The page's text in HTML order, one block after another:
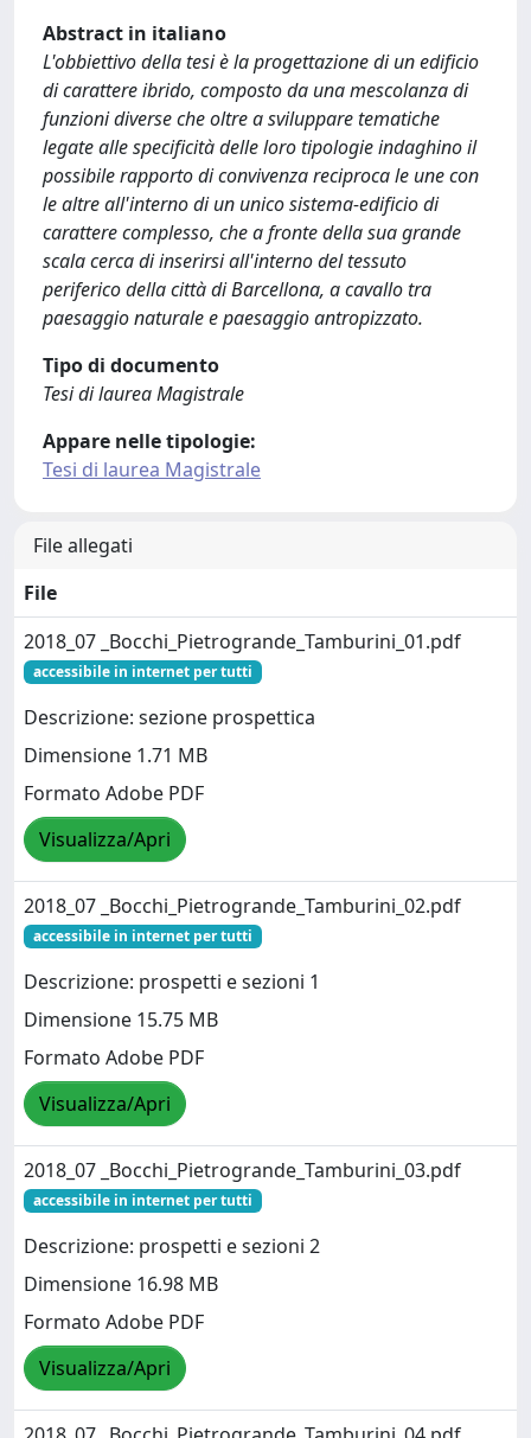
Abstract in italiano
L'obbiettivo della tesi è la progettazione di un edificio
di carattere ibrido, composto da una mescolanza di
funzioni diverse che oltre a sviluppare tematiche
legate alle specificità delle loro tipologie indaghino il
possibile rapporto di convivenza reciproca le une con
le altre all'interno di un unico sistema-edificio di
carattere complesso, che a fronte della sua grande
scala cerca di inserirsi all'interno del tessuto
periferico della città di Barcellona, a cavallo tra
paesaggio naturale e paesaggio antropizzato.
Tipo di documento
Tesi di laurea Magistrale
Appare nelle tipologie:
Tesi di laurea Magistrale
File allegati
File
2018_07 _Bocchi_Pietrogrande_Tamburini_01.pdf
accessibile in internet per tutti
Descrizione: sezione prospettica
Dimensione 1.71 MB
Formato Adobe PDF
Visualizza/Apri
2018_07 _Bocchi_Pietrogrande_Tamburini_02.pdf
accessibile in internet per tutti
Descrizione: prospetti e sezioni 1
Dimensione 15.75 MB
Formato Adobe PDF
Visualizza/Apri
2018_07 _Bocchi_Pietrogrande_Tamburini_03.pdf
accessibile in internet per tutti
Descrizione: prospetti e sezioni 2
Dimensione 16.98 MB
Formato Adobe PDF
Visualizza/Apri